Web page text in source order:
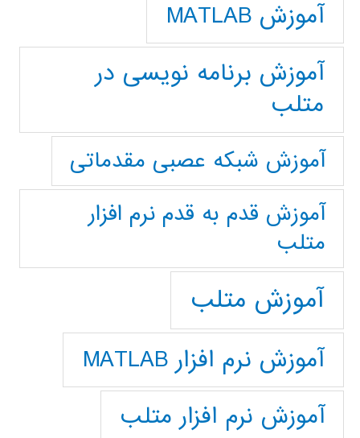
آموزش MATLAB
آموزش برنامه نویسی در
متلب
آموزش شبکه عصبی مقدماتی
آموزش قدم به قدم نرم افزار
متلب
آموزش متلب
آموزش نرم افزار MATLAB
آموزش نرم افزار متلب